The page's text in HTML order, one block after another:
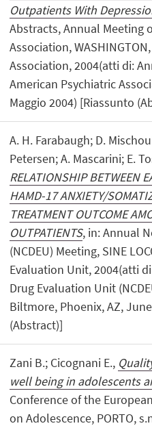
Outpatients With
Abstracts, Annual Meeting
Association,
Association, 2004(atti di:
American Psychiatric
Maggio 2004) [Riassunto
A. H. Farabaugh; D.
Petersen; A. Mascarini; E.
RELATIONSHIP BETWEEN
HAMD-17 ANXIETY/
TREATMENT OUTCOME
OUTPATIENTS, in: Annual
(NCDEU) Meeting, SINE
Evaluation Unit, 2004(atti
Drug Evaluation Unit
Biltmore, Phoenix, AZ,
(Abstract)]
Zani B.; Cicognani E.,
well being in adolescents
Conference of the
on Adolescence, PORTO,